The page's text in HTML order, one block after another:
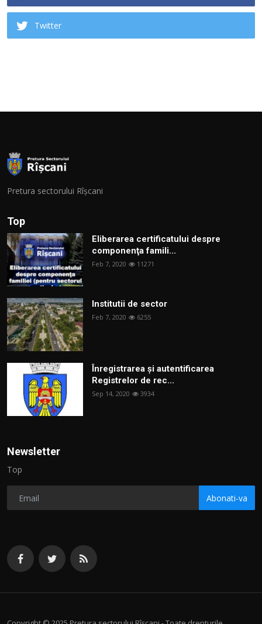
Twitter
Pretura sectorului Rîșcani
Top
Eliberarea certificatului despre
componenţa famili...
Feb 7, 2020 11271
Institutii de sector
Feb 7, 2020 6255
Înregistrarea și autentificarea
Registrelor de rec...
Sep 14, 2020 3934
Newsletter
Top
Abonati-va